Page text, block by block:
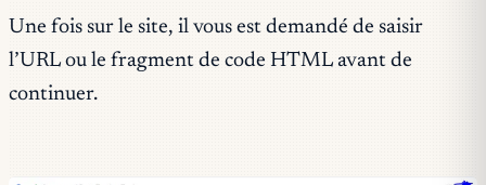
Une fois sur le site, il vous est demandé de saisir
l’URL ou le fragment de code HTML avant de
continuer.